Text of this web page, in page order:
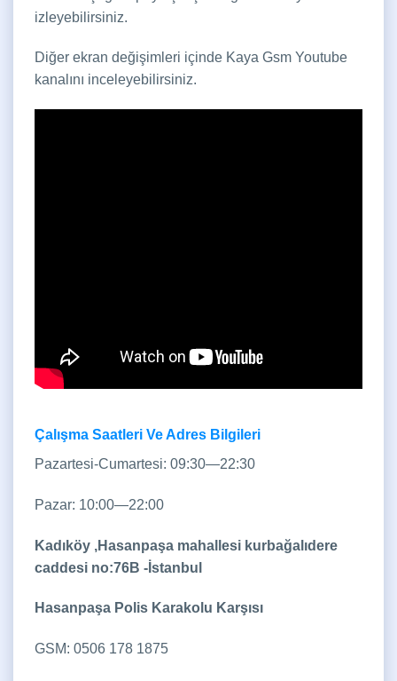
izleyebilirsiniz.
Diğer ekran değişimleri içinde Kaya Gsm Youtube
kanalını inceleyebilirsiniz.
Çalışma Saatleri Ve Adres Bilgileri
Pazartesi-Cumartesi: 09:30—22:30
Pazar: 10:00—22:00
Kadıköy ,Hasanpaşa mahallesi kurbağalıdere
caddesi no:76B -İstanbul
Hasanpaşa Polis Karakolu Karşısı
GSM: 0506 178 1875